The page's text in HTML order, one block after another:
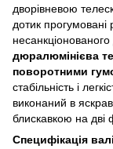
дворівневою
дотик прогумовані
несанкціонованого
дюралюмінієва
поворотними
стабільність і
виконаний в
блискавкою на дві
Специфікація